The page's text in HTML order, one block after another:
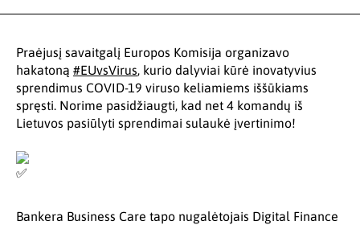
Praėjusį savaitgalį Europos Komisija organizavo
hakatoną #EUvsVirus, kurio dalyviai kūrė inovatyvius
sprendimus COVID-19 viruso keliamiems iššūkiams
spręsti. Norime pasidžiaugti, kad net 4 komandų iš
Lietuvos pasiūlyti sprendimai sulaukė įvertinimo!
Bankera Business Care tapo nugalėtojais Digital Finance